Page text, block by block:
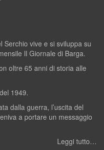
Serchio vive e si sviluppa su
Il Giornale di Barga.
oltre 65 anni di storia alle
1949.
dalla guerra, l’uscita del
a portare un messaggio
Leggi tutto…